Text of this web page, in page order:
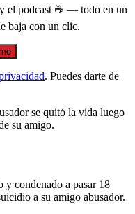
el podcast ☕ — todo en un
baja con un clic.
. Puedes darte de
se quitó la vida luego
su amigo.
y condenado a pasar 18
a su amigo abusador.